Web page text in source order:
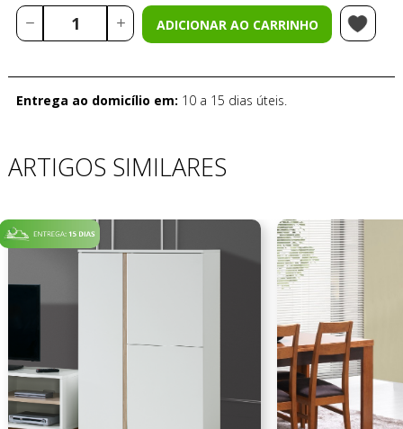
ADICIONAR AO CARRINHO
Entrega ao domicílio em: 10 a 15 dias úteis.
ARTIGOS SIMILARES